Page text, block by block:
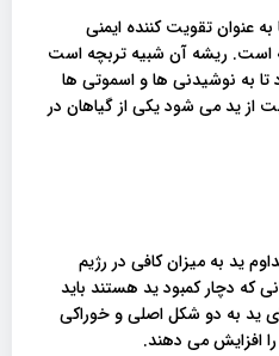
عنوان تقویت کننده ایمنی
است. ریشه آن شبیه تربچه است
به نوشیدنی ها و اسموتی ها
ید می شود یکی از گیاهان در
ید به میزان کافی در رژیم
که دچار کمبود ید هستند باید
ید به دو شکل اصلی و خوراکی
افزایش می دهند.